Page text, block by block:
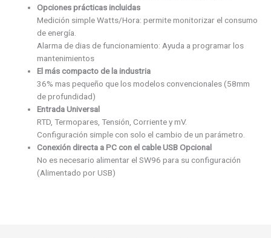
Opciones prácticas incluidas
Medición simple Watts/Hora: permite monitorizar el consumo
de energía.
Alarma de dias de funcionamiento: Ayuda a programar los
mantenimientos
El más compacto de la industria
36% mas pequeño que los modelos convencionales (58mm
de profundidad)
Entrada Universal
RTD, Termopares, Tensión, Corriente y mV.
Configuración simple con solo el cambio de un parámetro.
Conexión directa a PC con el cable USB Opcional
No es necesario alimentar el SW96 para su configuración
(Alimentado por USB)